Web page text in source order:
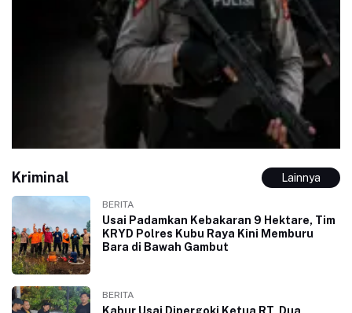
Kriminal Lainnya
BERITA
Usai Padamkan Kebakaran 9 Hektare, Tim
KRYD Polres Kubu Raya Kini Memburu
Bara di Bawah Gambut
BERITA
Kabur Usai Dipergoki Ketua RT, Dua